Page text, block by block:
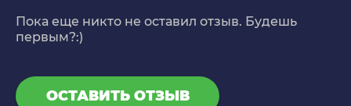
Пока еще никто не оставил отзыв. Будешь
первым?:)
ОСТАВИТЬ ОТЗЫВ